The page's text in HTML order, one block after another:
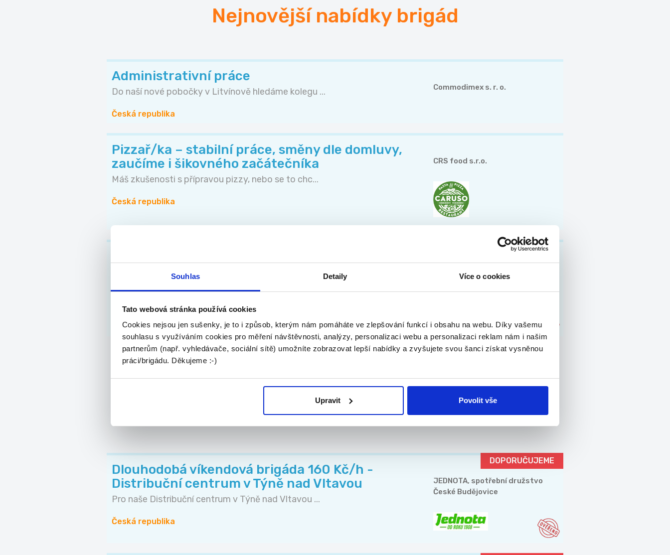
Souhlas Detaily Více o cookies
Tato webová stránka používá cookies
Cookies nejsou jen sušenky, je to i způsob, kterým nám pomáháte ve zlepšování funkcí i obsahu na webu. Díky vašemu
souhlasu s využíváním cookies pro měření návštěvnosti, analýzy, personalizaci webu a personalizaci reklam nám i našim
partnerům (např. vyhledávače, sociální sítě) umožníte zobrazovat lepší nabídky a zvyšujete svou šanci získat vysněnou
práci/brigádu. Děkujeme :-)
Upravit Povolit vše
Nejnovější nabídky brigád
Administrativní práce
Do naší nové pobočky v Litvínově hledáme kolegu ...
Česká republika
Commodimex s. r. o.
Pizzař/ka – stabilní práce, směny dle domluvy,
zaučíme i šikovného začátečníka
Máš zkušenosti s přípravou pizzy, nebo se to chc...
Česká republika
CRS food s.r.o.
Hledáš jednoduchou brigádu, kde si rychle vydělá...
Česká republika
Doporučujeme
DOPORUČUJEME
Dlouhodobá víkendová brigáda 160 Kč/h -
Distribuční centrum v Týně nad Vltavou
Pro naše Distribuční centrum v Týně nad Vltavou ...
Česká republika
JEDNOTA, spotřební družstvo
České Budějovice